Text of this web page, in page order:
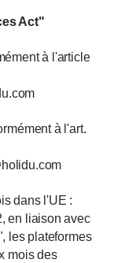
Act"
à l'article
à l'art.
dans l'UE :
en liaison avec
les plateformes
mois des